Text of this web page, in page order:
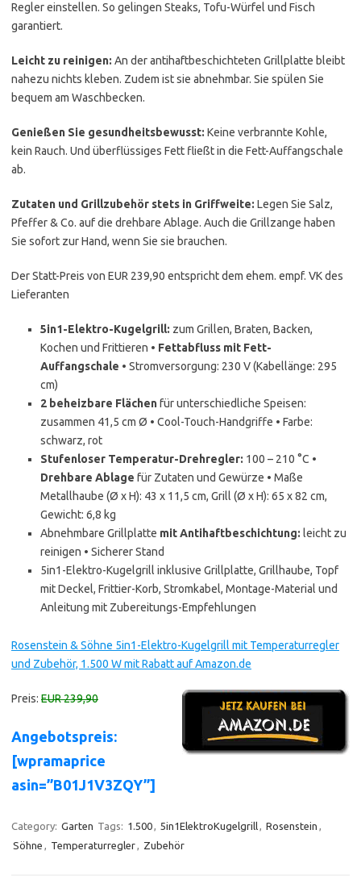
Regler einstellen. So gelingen Steaks, Tofu-Würfel und Fisch
garantiert.
Leicht zu reinigen: An der antihaftbeschichteten Grillplatte bleibt
nahezu nichts kleben. Zudem ist sie abnehmbar. Sie spülen Sie
bequem am Waschbecken.
Genießen Sie gesundheitsbewusst: Keine verbrannte Kohle,
kein Rauch. Und überflüssiges Fett fließt in die Fett-Auffangschale
ab.
Zutaten und Grillzubehör stets in Griffweite: Legen Sie Salz,
Pfeffer & Co. auf die drehbare Ablage. Auch die Grillzange haben
Sie sofort zur Hand, wenn Sie sie brauchen.
Der Statt-Preis von EUR 239,90 entspricht dem ehem. empf. VK des
Lieferanten
5in1-Elektro-Kugelgrill: zum Grillen, Braten, Backen,
Kochen und Frittieren • Fettabfluss mit Fett-
Auffangschale • Stromversorgung: 230 V (Kabellänge: 295
cm)
2 beheizbare Flächenfür unterschiedliche Speisen:
zusammen 41,5 cm Ø • Cool-Touch-Handgriffe • Farbe:
schwarz, rot
Stufenloser Temperatur-Drehregler: 100 – 210 °C •
Drehbare Ablage für Zutaten und Gewürze • Maße
Metallhaube (Ø x H): 43 x 11,5 cm, Grill (Ø x H): 65 x 82 cm,
Gewicht: 6,8 kg
Abnehmbare Grillplatte mit Antihaftbeschichtung: leicht zu
reinigen • Sicherer Stand
5in1-Elektro-Kugelgrill inklusive Grillplatte, Grillhaube, Topf
mit Deckel, Frittier-Korb, Stromkabel, Montage-Material und
Anleitung mit Zubereitungs-Empfehlungen
Rosenstein & Söhne 5in1-Elektro-Kugelgrill mit Temperaturregler
und Zubehör, 1.500 W mit Rabatt auf Amazon.de
Preis: EUR 239,90
Angebotspreis:
[wpramaprice
asin=”B01J1V3ZQY”]
Category: Garten Tags: 1.500, 5in1ElektroKugelgrill, Rosenstein ,
Söhne , Temperaturregler, Zubehör